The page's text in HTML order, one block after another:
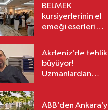
BELMEK
kursiyerlerinin el
emeği eserleri
Akdeniz’de
büyüyor!
Uzmanlardan
ABB’den